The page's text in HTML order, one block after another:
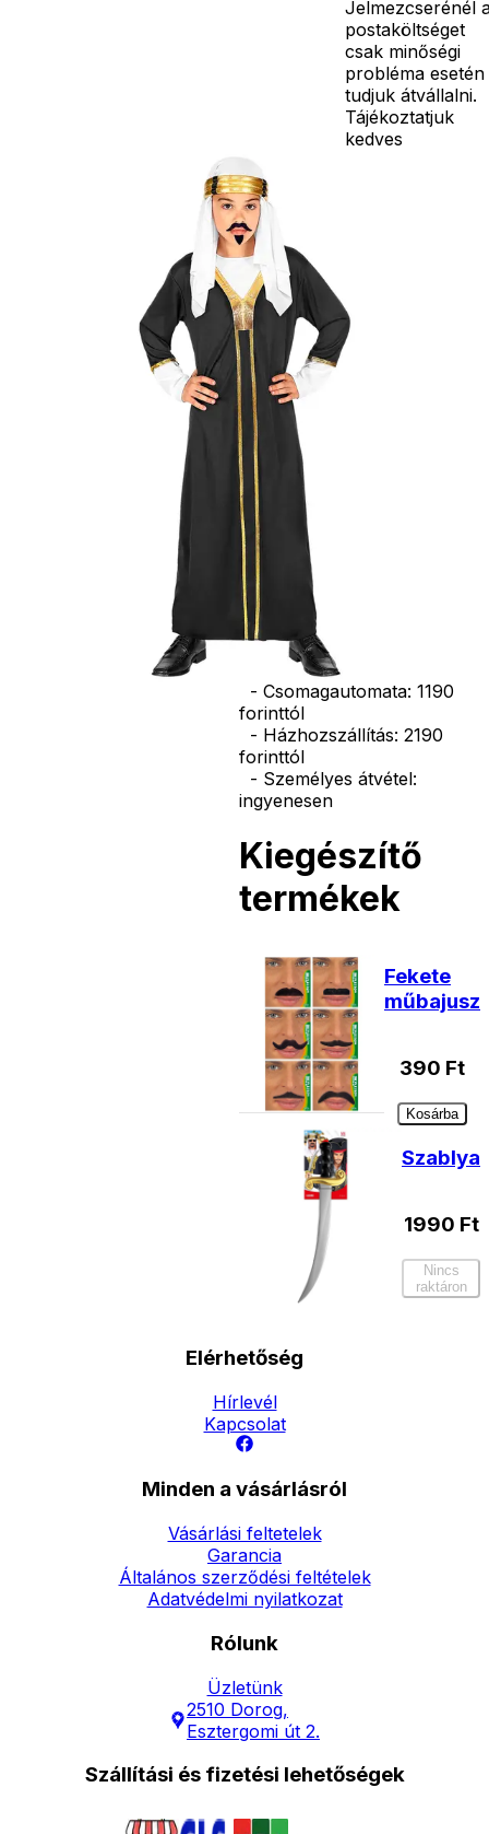
Egyéb
Jelmezcserénél
postaköltséget
csak minőségi
probléma esetén
tudjuk átvállalni.
Tájékoztatjuk
kedves
kardok, kemény
kalapok,
Ár
Nincs raktáron
Szállítás:
- Csomagautomata: 1190
forinttól
- Házhozszállítás: 2190
forinttól
- Személyes átvétel:
ingyenesen
Kiegészítő
termékek
Fekete
műbajusz
390 Ft
Kosárba
Szablya
1990 Ft
Nincs
raktáron
Elérhetőség
Hírlevél
Kapcsolat
Minden a vásárlásról
Vásárlási feltetelek
Garancia
Általános szerződési feltételek
Adatvédelmi nyilatkozat
Rólunk
Üzletünk
2510 Dorog,
Esztergomi út 2.
Szállítási és fizetési lehetőségek